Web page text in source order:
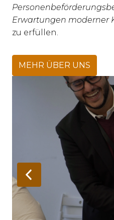
Erwartungen moderner
zu erfüllen.
MEHR ÜBER UNS